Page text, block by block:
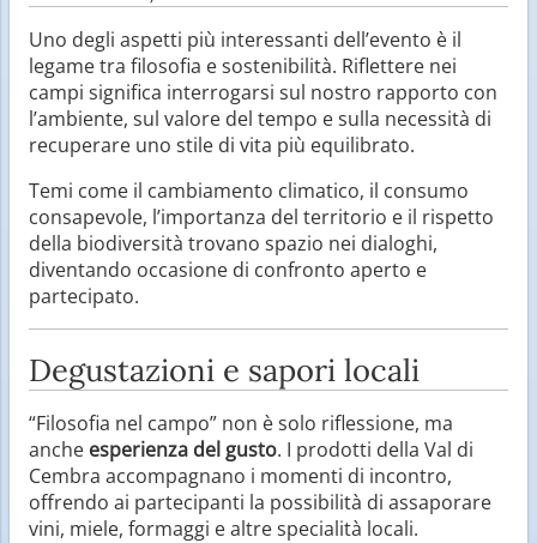
Uno degli aspetti più interessanti dell’evento è il
legame tra filosofia e sostenibilità. Riflettere nei
campi significa interrogarsi sul nostro rapporto con
l’ambiente, sul valore del tempo e sulla necessità di
recuperare uno stile di vita più equilibrato.
Temi come il cambiamento climatico, il consumo
consapevole, l’importanza del territorio e il rispetto
della biodiversità trovano spazio nei dialoghi,
diventando occasione di confronto aperto e
partecipato.
Degustazioni e sapori locali
“Filosofia nel campo” non è solo riflessione, ma
anche esperienza del gusto. I prodotti della Val di
Cembra accompagnano i momenti di incontro,
offrendo ai partecipanti la possibilità di assaporare
vini, miele, formaggi e altre specialità locali.